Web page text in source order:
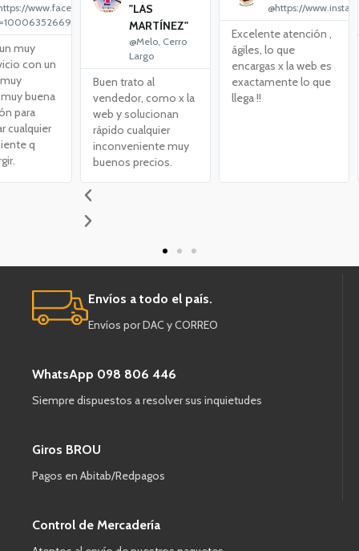
www.facebook.com/profile.php?
muy
con un
buena
para
cualquier
q
"LAS
MARTÍNEZ"
@Melo, Cerro
Largo
Buen trato al
vendedor, como x la
web y solucionan
rápido cualquier
inconveniente muy
buenos precios.
@https://
Excelente atención ,
ágiles, lo que
encargas x la web es
exactamente lo que
llega !!
Envíos a todo el país.
Envíos por DAC y CORREO
WhatsApp 098 806 446
Siempre dispuestos a resolver sus inquietudes
Giros BROU
Pagos en Abitab/Redpagos
Control de Mercadería